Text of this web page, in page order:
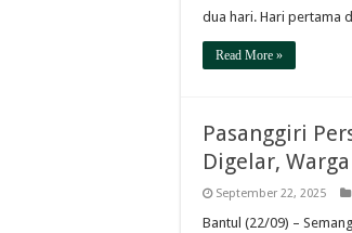
dua hari. Hari pertama
Read More »
Pasanggiri
Digelar,
September 22, 2025
Bantul (22/09) –